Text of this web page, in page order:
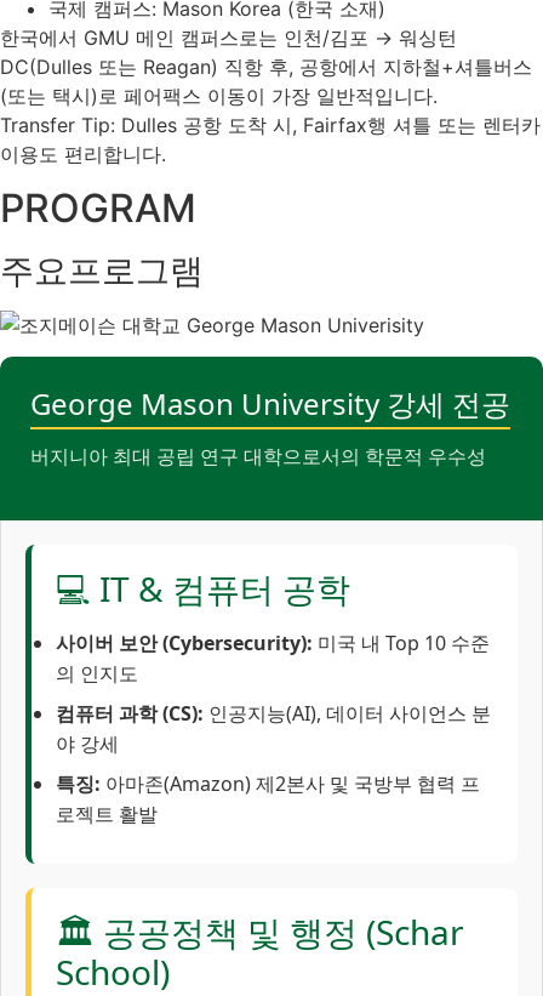
국제 캠퍼스: Mason Korea (한국 소재)
한국에서 GMU 메인 캠퍼스로는 인천/김포 → 워싱턴
DC(Dulles 또는 Reagan) 직항 후, 공항에서 지하철+셔틀버스
(또는 택시)로 페어팩스 이동이 가장 일반적입니다.
Transfer Tip: Dulles 공항 도착 시, Fairfax행 셔틀 또는 렌터카
이용도 편리합니다.
PROGRAM
주요프로그램
George Mason University 강세 전공
버지니아 최대 공립 연구 대학으로서의 학문적 우수성
💻 IT & 컴퓨터 공학
사이버 보안 (Cybersecurity): 미국 내 Top 10 수준
의 인지도
컴퓨터 과학 (CS): 인공지능(AI), 데이터 사이언스 분
야 강세
특징: 아마존(Amazon) 제2본사 및 국방부 협력 프
로젝트 활발
🏛️ 공공정책 및 행정 (Schar
School)